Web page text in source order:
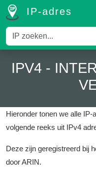
IP-adres
IPV4 -
Hieronder tonen we alle
volgende reeks uit IPv4
Deze zijn geregistreerd bij
door ARIN.